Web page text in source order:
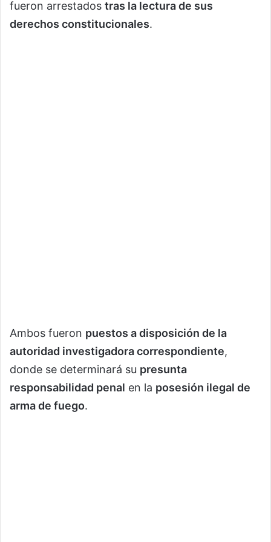
fueron arrestados tras la lectura de sus
derechos constitucionales.
Ambos fueron puestos a disposición de la
autoridad investigadora correspondiente,
donde se determinará su presunta
responsabilidad penal en la posesión ilegal de
arma de fuego.